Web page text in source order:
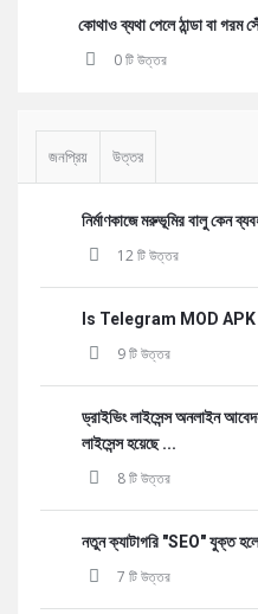
কোথাও ব্যথা পেলে ঠান্ডা বা গরম
0 টি উত্তর
জনপ্রিয় উত্তর
নির্মাণকাজে মরুভূমির বালু কেন
12 টি উত্তর
Is Telegram MOD
9 টি উত্তর
ড্রাইভিং লাইসেন্স অনলাইন
লাইসেন্স হয়েছে ...
8 টি উত্তর
নতুন ক্যাটাগরি "SEO" যুক্ত
7 টি উত্তর